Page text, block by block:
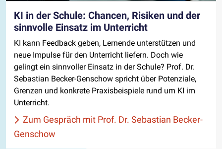
KI in der Schule: Chancen, Risiken und der
sinnvolle Einsatz im Unterricht
KI kann Feedback geben, Lernende unterstützen und
neue Impulse für den Unterricht liefern. Doch wie
gelingt ein sinnvoller Einsatz in der Schule? Prof. Dr.
Sebastian Becker-Genschow spricht über Potenziale,
Grenzen und konkrete Praxisbeispiele rund um KI im
Unterricht.
Zum Gespräch mit Prof. Dr. Sebastian Becker-
Genschow